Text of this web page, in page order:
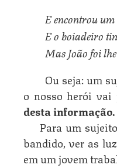
E encontrou
E o boiadeiro
Mas João foi
Ou seja: um
o nosso herói
desta informação.
Para um
bandido, ver as
em um jovem